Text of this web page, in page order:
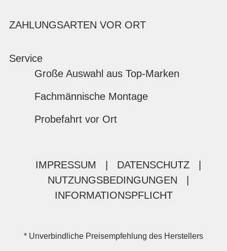
ZAHLUNGSARTEN VOR ORT
Service
Große Auswahl aus Top-Marken
Fachmännische Montage
Probefahrt vor Ort
IMPRESSUM DATENSCHUTZ
NUTZUNGSBEDINGUNGEN
INFORMATIONSPFLICHT
* Unverbindliche Preisempfehlung des Herstellers